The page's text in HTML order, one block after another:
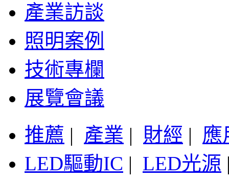
產業訪談
照明案例
技術專欄
展覽會議
推薦 | 產業 | 財經 | 應
LED驅動IC | LED光源